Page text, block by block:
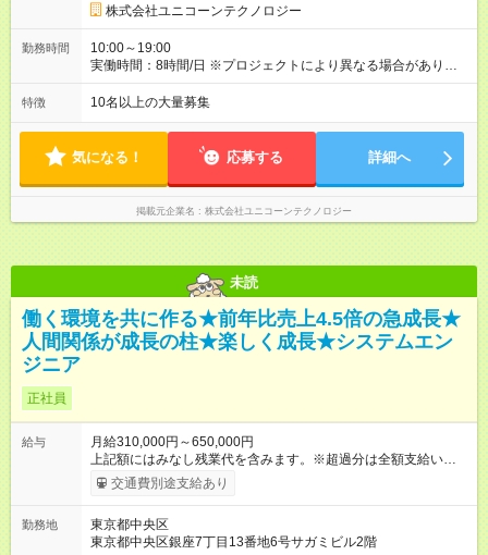
（毎月／最大年12回考査） ※1年間で月収25万円以上の昇給実
績あり 【手当】 ☆交通費全額支給 ☆時間外、深夜、休日各種手
当 ☆資格手当（推奨資格昇給、手当、受験費用負担） ※入社2
週間での取得・11ヶ月連続取得・1人に対し150万円の支払い実
プ成果給 【試用期間】試用期間なし
株式会社ユニコーンテクノロジー
勤務時間
10:00～19:00
実働時間：8時間/日 ※プロジェクトにより異なる場合がありま
す。 ※平均残業時間：月10時間
特徴 10名以上の大量募集
気になる！ 応募する 詳細へ
掲載元企業名 株式会社ユニコーンテクノロジー
未読
働く環境を共に作る★前年比売上4.5倍の急成長★
人間関係が成長の柱★楽しく成長★システムエン
ジニア
正社員
給与
月給310,000円～650,000円
上記額にはみなし残業代を含みます。※超過分は全額支給いたし
ます。 みなし残業代 40,000円 以上／月 みなし残業時間 20時間
／月 試用期間が3ヶ月間ありますが、その間の給与額は通常の給
ます。 【試用期間】試用期間あり 試用期間の長さ：3ヶ月 雇用
形態、給与は本採用時と同じです。
交通費別途支給あり
勤務地
東京都中央区
東京都中央区銀座7丁目13番地6号サガミビル2階